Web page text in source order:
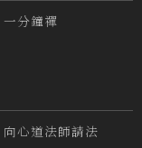
一分鐘禪
向心道法師請法